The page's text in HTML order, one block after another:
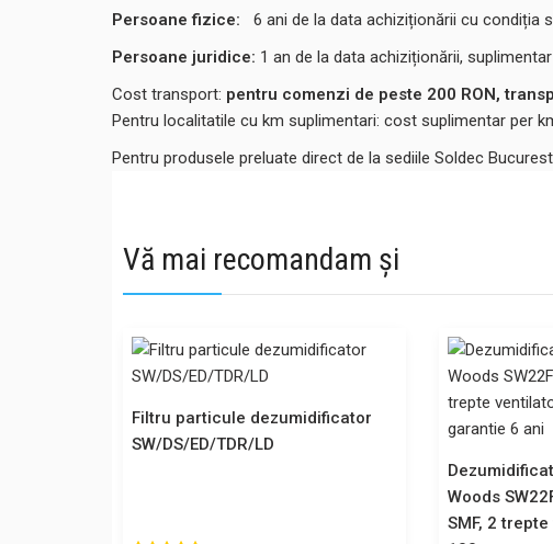
Persoane fizice: 6 ani de la data achiziționării cu condiția
Persoane juridice: 1 an de la data achiziționării,
Cost transport: pentru comenzi de peste 200 RON,
Pentru localitatile cu km suplimentari: cost suplimentar per
Pentru produsele preluate direct de la sediile Soldec
Vă mai recomandam și
Filtru particule dezumidificator
SW/DS/ED/TDR/LD
Woods
SMF, 2